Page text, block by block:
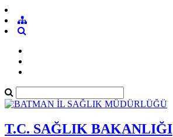
T.C. SAĞLIK BAKANLIĞI